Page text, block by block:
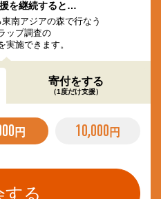
を継続すると…
南アジアの森で行なう
ップ調査の
実施できます。
寄付をする
（1度だけ支援）
円 10,000 円